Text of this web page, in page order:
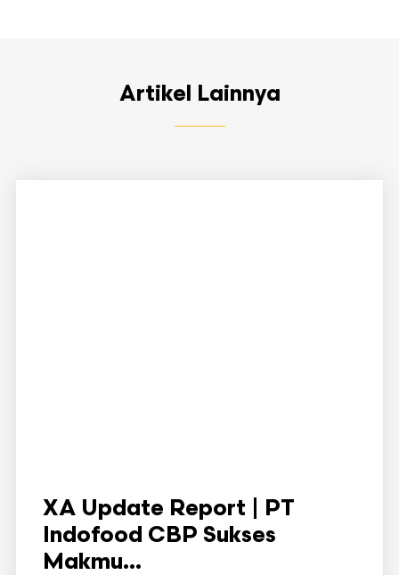
Artikel Lainnya
XA Update Report | PT
Indofood CBP Sukses
Makmu...